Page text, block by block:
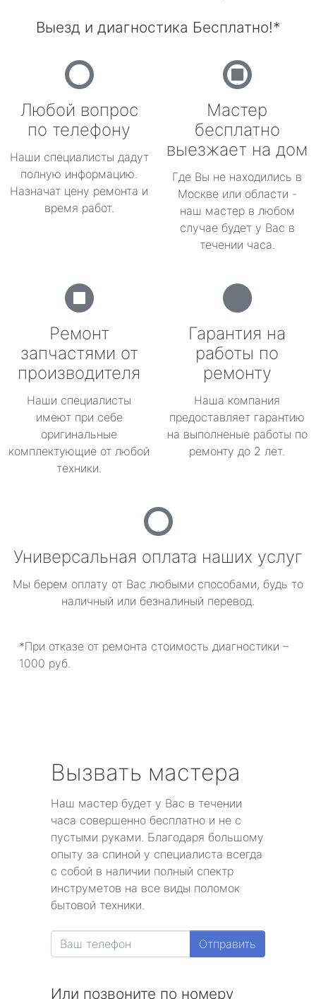
Выезд и диагностика Бесплатно!*
Любой вопрос
по телефону
Наши специалисты дадут
полную информацию.
Назначат цену ремонта и
время работ.
Мастер
бесплатно
выезжает на дом
Где Вы не находились в
Москве или области -
наш мастер в любом
случае будет у Вас в
течении часа.
Ремонт
запчастями от
производителя
Наши специалисты
имеют при себе
оригинальные
комплектующие от любой
техники.
Гарантия на
работы по
ремонту
Наша компания
предоставляет гарантию
на выполненые работы по
ремонту до 2 лет.
Универсальная оплата наших услуг
Мы берем оплату от Вас любыми способами, будь то
наличный или безналиный перевод.
*При отказе от ремонта стоимость диагностики –
1000 руб.
Вызвать мастера
Наш мастер будет у Вас в течении
часа совершенно бесплатно и не с
пустыми руками. Благодаря большому
опыту за спиной у специалиста всегда
с собой в наличии полный спектр
инструметов на все виды поломок
бытовой техники.
Отправить
Или позвоните по номеру